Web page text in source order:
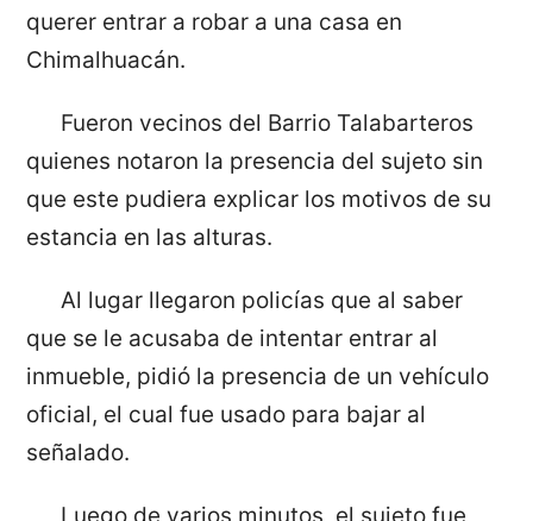
querer entrar a robar a una casa en
Chimalhuacán.
Fueron vecinos del Barrio Talabarteros
quienes notaron la presencia del sujeto sin
que este pudiera explicar los motivos de su
estancia en las alturas.
Al lugar llegaron policías que al saber
que se le acusaba de intentar entrar al
inmueble, pidió la presencia de un vehículo
oficial, el cual fue usado para bajar al
señalado.